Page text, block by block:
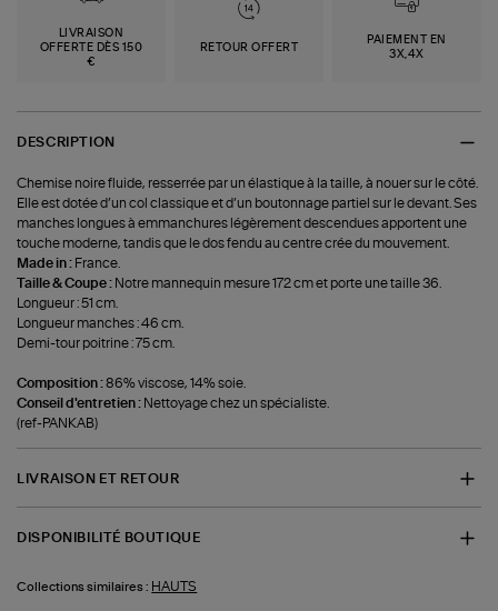
LIVRAISON
OFFERTE DÈS 150
€
RETOUR OFFERT
PAIEMENT EN
3X,4X
DESCRIPTION
Chemise noire fluide, resserrée par un élastique à la taille, à nouer sur le côté.
Elle est dotée d’un col classique et d’un boutonnage partiel sur le devant. Ses
manches longues à emmanchures légèrement descendues apportent une
touche moderne, tandis que le dos fendu au centre crée du mouvement.
Made in : France.
Taille & Coupe : Notre mannequin mesure 172 cm et porte une taille 36.
Longueur : 51 cm.
Longueur manches : 46 cm.
Demi-tour poitrine : 75 cm.
Composition :86% viscose, 14% soie.
Conseil d'entretien : Nettoyage chez un spécialiste.
(ref-PANKAB)
LIVRAISON ET RETOUR
DISPONIBILITÉ BOUTIQUE
Collections similaires : HAUTS